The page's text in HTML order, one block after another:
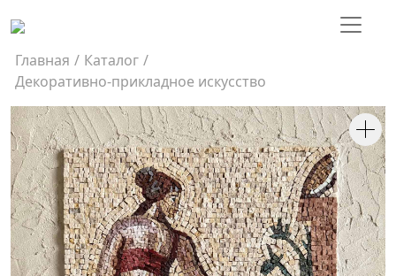
Главная / Каталог /
Декоративно-прикладное искусство